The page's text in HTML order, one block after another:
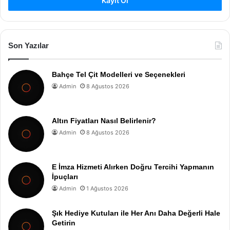
Son Yazılar
Bahçe Tel Çit Modelleri ve Seçenekleri
Admin 8 Ağustos 2026
Altın Fiyatları Nasıl Belirlenir?
Admin 8 Ağustos 2026
E İmza Hizmeti Alırken Doğru Tercihi Yapmanın
İpuçları
Admin 1 Ağustos 2026
Şık Hediye Kutuları ile Her Anı Daha Değerli Hale
Getirin